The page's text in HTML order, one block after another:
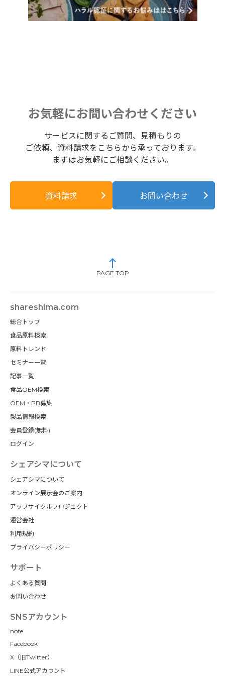
お気軽にお問い合わせください
サービスに関するご質問、見積もりの
ご依頼、資料請求をこちらから承っております。
まずはお気軽にご相談ください。
資料請求 お問い合わせ
PAGE TOP
shareshima.com
総合トップ
食品原料検索
原料トレンド
セミナー一覧
記事一覧
食品OEM検索
OEM・PB募集
製品情報検索
会員登録(無料)
ログイン
シェアシマについて
シェアシマについて
オンライン展示会のご案内
アップサイクルプロジェクト
運営会社
利用規約
プライバシーポリシー
サポート
よくある質問
お問い合わせ
SNSアカウント
note
Facebook
X（旧Twitter）
LINE公式アカウント